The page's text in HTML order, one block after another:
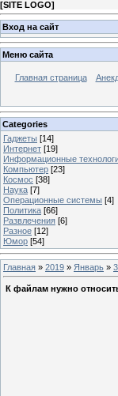
[SITE LOGO]
Вход на сайт
Меню сайта
Главная страница
Categories
Гаджеты [14]
Интернет [19]
Информационные
Компьютер [23]
Космос [38]
Наука [7]
Операционные системы [4]
Политика [66]
Развлечения [6]
Разное [12]
Юмор [54]
Главная » 2019 » Январь »
К файлам нужно